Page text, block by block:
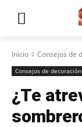
Inicio Consejos de
Consejos de decoración
¿Te